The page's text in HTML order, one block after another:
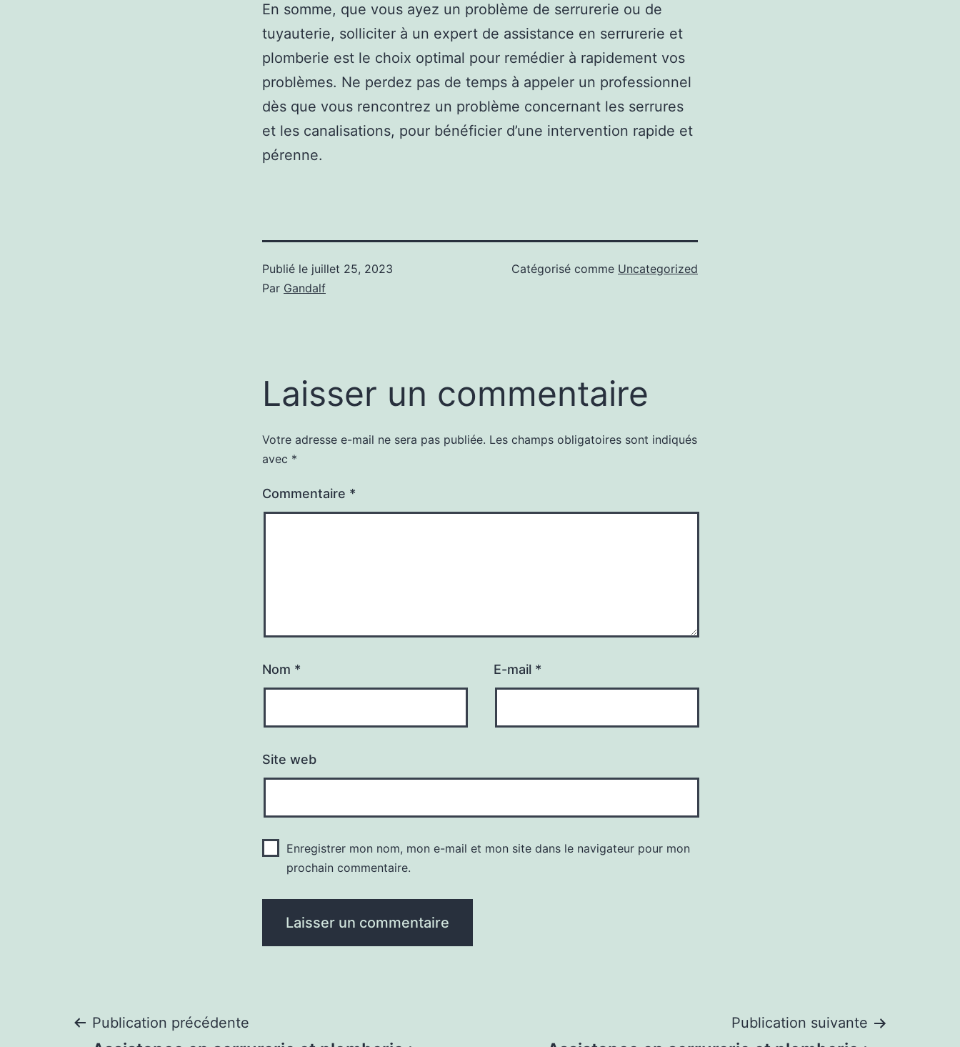
En somme, que vous ayez un problème de serrurerie ou de
tuyauterie, solliciter à un expert de assistance en serrurerie et
plomberie est le choix optimal pour remédier à rapidement vos
problèmes. Ne perdez pas de temps à appeler un professionnel
dès que vous rencontrez un problème concernant les serrures
et les canalisations, pour bénéficier d’une intervention rapide et
pérenne.
Publié le juillet 25, 2023
Par Gandalf
Catégorisé comme Uncategorized
Laisser un commentaire
Votre adresse e-mail ne sera pas publiée. Les champs obligatoires sont indiqués
avec *
Commentaire *
Nom * E-mail *
Site web
Enregistrer mon nom, mon e-mail et mon site dans le navigateur pour mon
prochain commentaire.
Navigation
Publication précédente Publication suivante